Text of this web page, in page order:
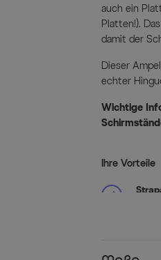
auch ein
Platten!).
damit der
Dieser
echter
Wichtige
Ihre Vorteile
Der